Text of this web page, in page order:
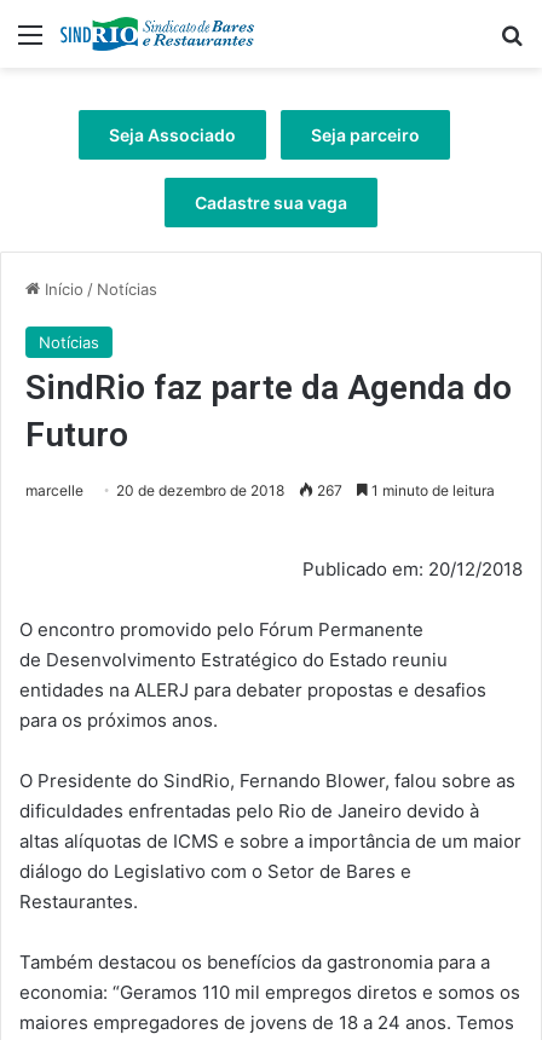
Menu
Seja Associado Seja parceiro
Cadastre sua vaga
Início / Notícias
Notícias
SindRio faz parte da Agenda do
Futuro
marcelle 20 de dezembro de 2018 267 1 minuto de leitura
Publicado em: 20/12/2018
O encontro promovido pelo Fórum Permanente
de Desenvolvimento Estratégico do Estado reuniu
entidades na ALERJ para debater propostas e desafios
para os próximos anos.
O Presidente do SindRio, Fernando Blower, falou sobre as
dificuldades enfrentadas pelo Rio de Janeiro devido à
altas alíquotas de ICMS e sobre a importância de um maior
diálogo do Legislativo com o Setor de Bares e
Restaurantes.
Também destacou os benefícios da gastronomia para a
economia: “Geramos 110 mil empregos diretos e somos os
maiores empregadores de jovens de 18 a 24 anos. Temos